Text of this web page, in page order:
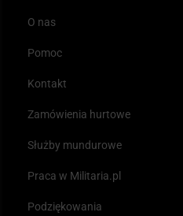
O nas
Pomoc
Kontakt
Zamówienia hurtowe
Służby mundurowe
Praca w Militaria.pl
Podziękowania